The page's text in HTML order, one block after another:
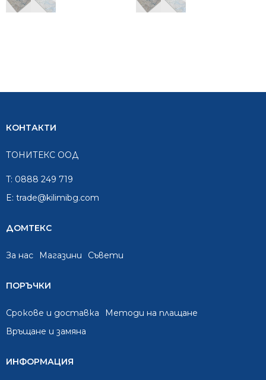
КОНТАКТИ
ТОНИТЕКС ООД
T: 0888 249 719
E: trade@kilimibg.com
ДОМТЕКС
За нас Mагазини Съвети
ПОРЪЧКИ
Срокове и доставка
Методи на плащане
Връщане и замяна
ИНФОРМАЦИЯ